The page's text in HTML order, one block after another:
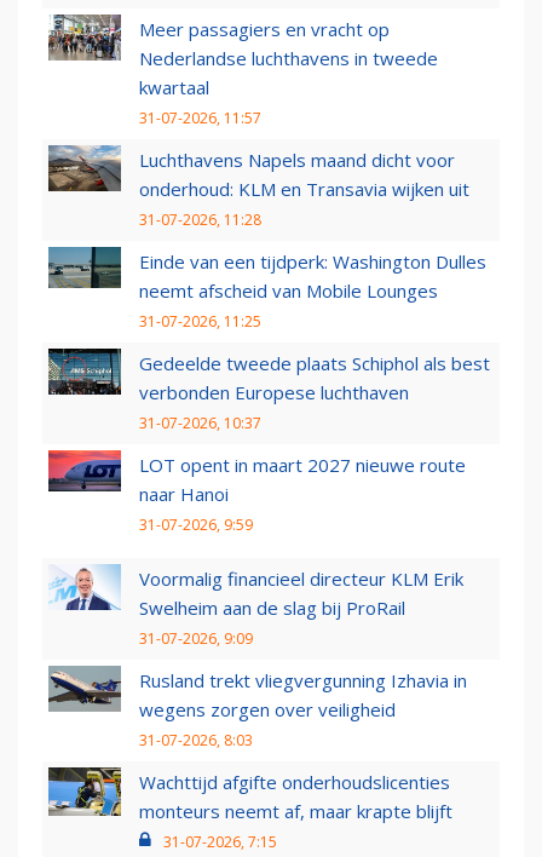
Meer passagiers en vracht op
Nederlandse luchthavens in tweede
kwartaal
31-07-2026, 11:57
Luchthavens Napels maand dicht voor
onderhoud: KLM en Transavia wijken uit
31-07-2026, 11:28
Einde van een tijdperk: Washington Dulles
neemt afscheid van Mobile Lounges
31-07-2026, 11:25
Gedeelde tweede plaats Schiphol als best
verbonden Europese luchthaven
31-07-2026, 10:37
LOT opent in maart 2027 nieuwe route
naar Hanoi
31-07-2026, 9:59
Voormalig financieel directeur KLM Erik
Swelheim aan de slag bij ProRail
31-07-2026, 9:09
Rusland trekt vliegvergunning Izhavia in
wegens zorgen over veiligheid
31-07-2026, 8:03
Wachttijd afgifte onderhoudslicenties
monteurs neemt af, maar krapte blijft
31-07-2026, 7:15